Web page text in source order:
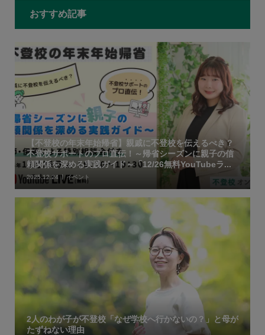
おすすめ記事
【不登校の年末年始帰省】親戚に不登校を伝えるべき？
不登校サポートのプロ直伝！～帰省シーズンに親子の信
頼関係を深める実践ガイド～「12/26無料YouTubeラ...
2025.12.24 イベント
2人のわが子が不登校「なぜ学校へ行かないの？」と母が
たずねない理由